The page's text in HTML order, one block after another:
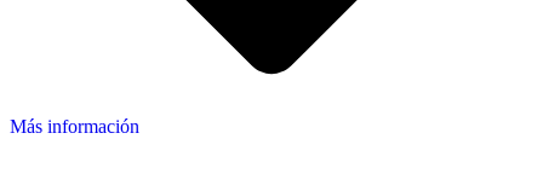
Más información